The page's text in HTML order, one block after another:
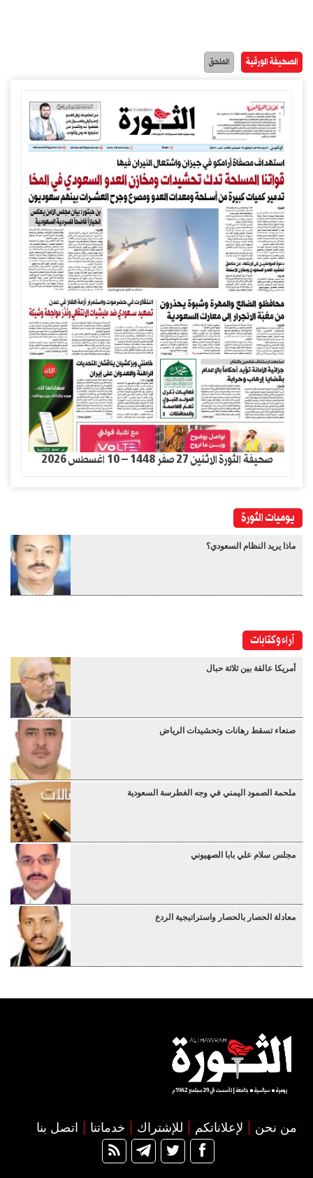
الصحيفة الورقية الملحق
صحيفة الثورة الاثنين 27 صفر 1448 – 10 اغسطس 2026
يوميات الثورة
ماذا يريد النظام السعودي؟
آراء وكتابات
أمريكا عالقة بين ثلاثة حبال
صنعاء تسقط رهانات وتحشيدات الرياض
ملحمة الصمود اليمني في وجه الغطرسة السعودية
مجلس سلام علي بابا الصهيوني
معادلة الحصار بالحصار واستراتيجية الردع
من نحن لإعلاناتكم للإشتراك خدماتنا اتصل بنا